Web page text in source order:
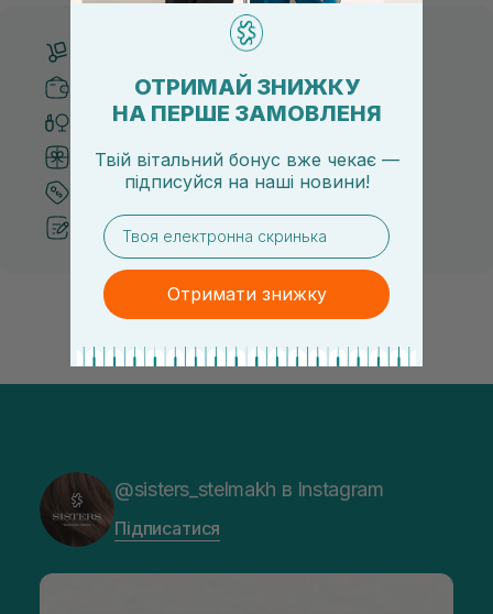
Безкоштовна доставка від 3000 UAH
Безпечні способи оплати
Тільки оригінальна косметика
Система бонусів та лояльності
Кращі ціни та топ товари
Рекомендації від косметологів
@sisters_stelmakh в Instagram
Підписатися
ОТРИМАЙ ЗНИЖКУ
НА ПЕРШЕ ЗАМОВЛЕНЯ
Твій вітальний бонус вже чекає —
підписуйся на наші новини!
email
Отримати знижку